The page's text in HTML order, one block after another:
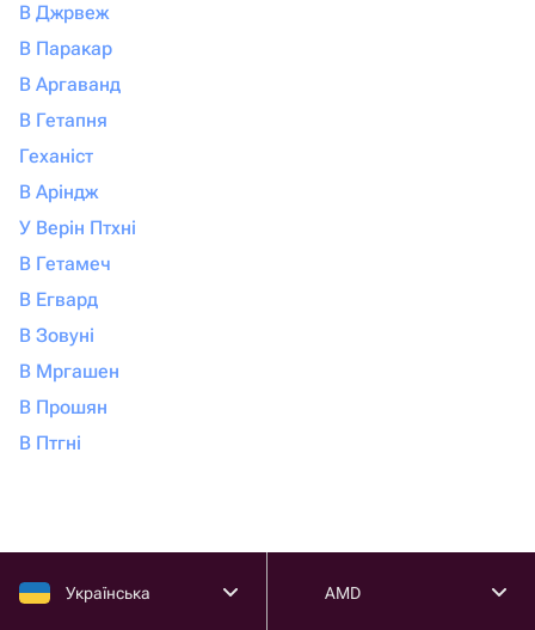
В Джрвеж
В Паракар
В Аргаванд
В Гетапня
Геханіст
В Аріндж
У Верін Птхні
В Гетамеч
В Егвард
В Зовуні
В Мргашен
В Прошян
В Птгні
Українська AMD